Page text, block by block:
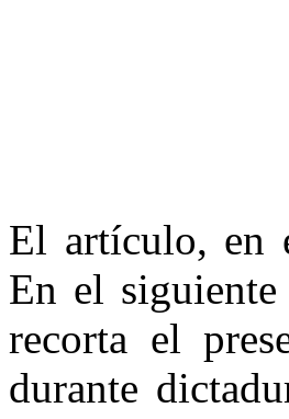
El artículo, en
En el
recorta el
durante